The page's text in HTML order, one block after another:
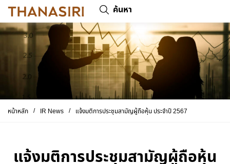
ค้นหา
หน้าหลัก / IR News / แจ้งมติการประชุมสามัญผู้ถือหุ้น ประจำปี 2567
แจ้งมติการประชุมสามัญผู้ถือหุ้น